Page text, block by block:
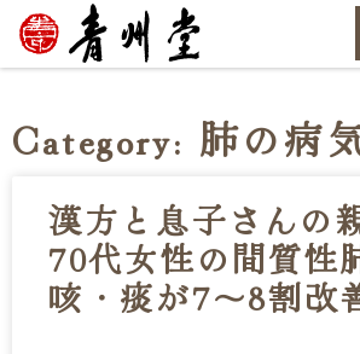
Category: 肺の病
漢方と息子さんの
70代女性の間質性
咳・痰が7～8割改